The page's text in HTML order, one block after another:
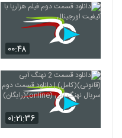
۰۰:۴۸
۰۱:۲۱:۳۶